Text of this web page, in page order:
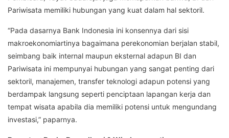
Pariwisata memiliki hubungan yang kuat dalam hal sektoril.
“Pada dasarnya Bank Indonesia ini konsennya dari sisi
makroekonomiartinya bagaimana perekonomian berjalan stabil,
seimbang baik internal maupun eksternal adapun BI dan
Pariwisata ini mempunyai hubungan yang sangat penting dari
sektoril, manajemen, transfer teknologi adapun potensi yang
berdampak langsung seperti penciptaan lapangan kerja dan
tempat wisata apabila dia memiliki potensi untuk mengundang
investasi,” paparnya.